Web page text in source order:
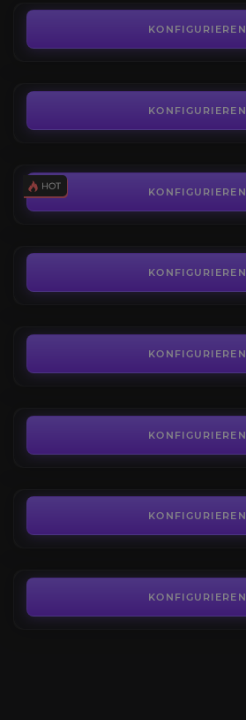
KONFIGURIEREN
Orb of Augmentation
KONFIGURIEREN
KONFIGURIEREN
KONFIGURIEREN
Vaal-Orbs
KONFIGURIEREN
KONFIGURIEREN
KONFIGURIEREN
Trial of Chaos
KONFIGURIEREN